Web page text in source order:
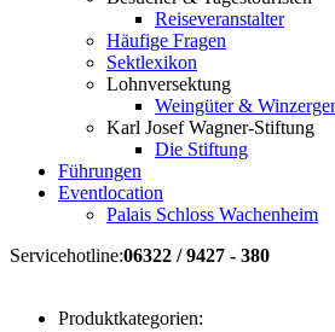
Reiseveranstalter
Häufige Fragen
Sektlexikon
Lohnversektung
Weingüter &
Karl Josef Wagner-Stiftung
Die Stiftung
Führungen
Eventlocation
Palais Schloss Wachenheim
Servicehotline:06322 / 9427 - 380
Produktkategorien: